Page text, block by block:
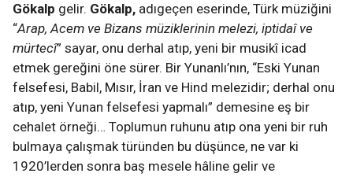
Gökalp gelir. Gökalp, adıgeçen eserinde, Türk müziğini
“Arap, Acem ve Bizans müziklerinin melezi, iptidaî ve
mürtecî” sayar, onu derhal atıp, yeni bir musikî icad
etmek gereğini öne sürer. Bir Yunanlı’nın, “Eski Yunan
felsefesi, Babil, Mısır, İran ve Hind melezidir; derhal onu
atıp, yeni Yunan felsefesi yapmalı” demesine eş bir
cehalet örneği… Toplumun ruhunu atıp ona yeni bir ruh
bulmaya çalışmak türünden bu düşünce, ne var ki
1920’lerden sonra baş mesele hâline gelir ve